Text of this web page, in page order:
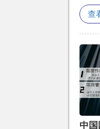
动，
作与
查
中